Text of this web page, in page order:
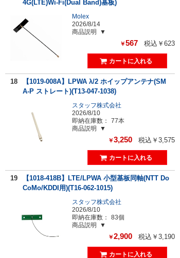
4G(LTE)Wi-Fi(Dual Band)基板)
Molex
2026/8/14
商品説明
￥567 税込￥623
18
【1019-008A】LPWA λ/2 ホイップアンテナ(SM
A-P ストレート)(T13-047-1038)
スタッフ株式会社
2026/8/10
即納在庫数：
77本
商品説明
￥3,250 税込￥3,575
19
【1018-418B】LTE/LPWA 小型基板同軸(NTT Do
CoMo/KDDI用)(T16-062-1015)
スタッフ株式会社
2026/8/10
即納在庫数：
83個
商品説明
￥2,900 税込￥3,190